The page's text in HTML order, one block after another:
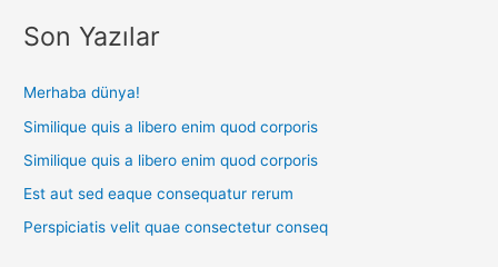
Son Yazılar
Merhaba dünya!
Similique quis a libero enim quod corporis
Similique quis a libero enim quod corporis
Est aut sed eaque consequatur rerum
Perspiciatis velit quae consectetur conseq